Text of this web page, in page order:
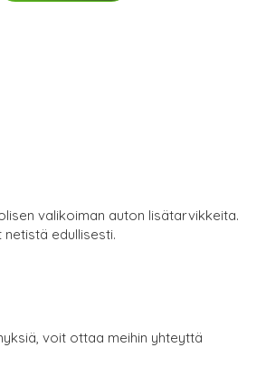
valikoiman auton lisätarvikkeita.
edullisesti.
voit ottaa meihin yhteyttä